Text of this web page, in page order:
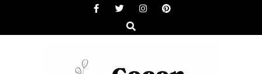
content
Search